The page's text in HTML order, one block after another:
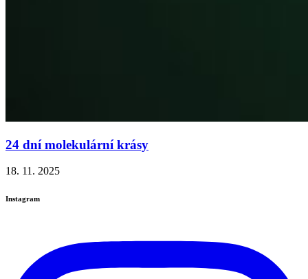
24 dní molekulární krásy
18. 11. 2025
Instagram